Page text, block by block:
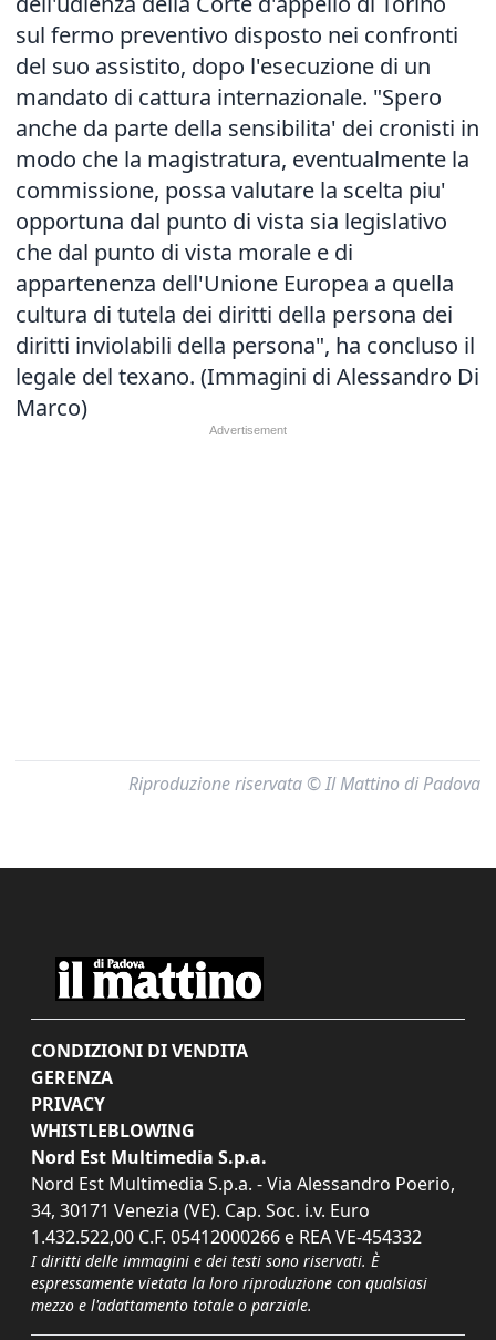
sul fermo preventivo disposto nei confronti
del suo assistito, dopo l'esecuzione di un
mandato di cattura internazionale. "Spero
anche da parte della sensibilita' dei cronisti in
modo che la magistratura, eventualmente la
commissione, possa valutare la scelta piu'
opportuna dal punto di vista sia legislativo
che dal punto di vista morale e di
appartenenza dell'Unione Europea a quella
cultura di tutela dei diritti della persona dei
diritti inviolabili della persona", ha concluso il
legale del texano. (Immagini di Alessandro Di
Marco)
Riproduzione riservata © Il Mattino di Padova
CONDIZIONI DI VENDITA
GERENZA
PRIVACY
WHISTLEBLOWING
Nord Est Multimedia S.p.a.
Nord Est Multimedia S.p.a. - Via Alessandro Poerio,
34, 30171 Venezia (VE). Cap. Soc. i.v. Euro
1.432.522,00 C.F. 05412000266 e REA VE-454332
I diritti delle immagini e dei testi sono riservati. È
espressamente vietata la loro riproduzione con qualsiasi
mezzo e l'adattamento totale o parziale.